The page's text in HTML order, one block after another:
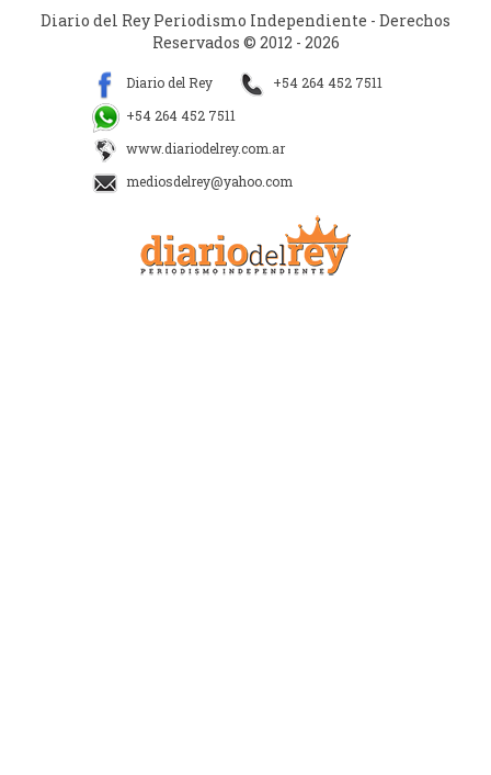
Diario del Rey Periodismo Independiente - Derechos
Reservados © 2012 - 2026
Diario del Rey
+54 264 452 7511
+54 264 452 7511
www.diariodelrey.com.ar
mediosdelrey@yahoo.com